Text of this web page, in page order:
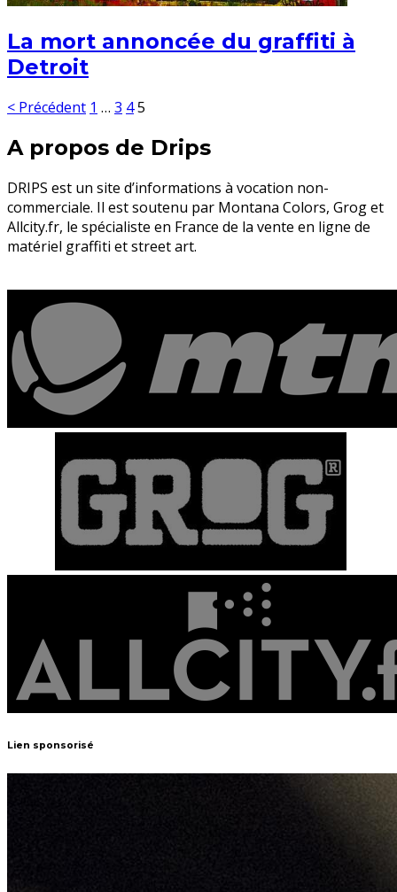
La mort annoncée du graffiti à
Detroit
< Précédent 1 … 3 45
A propos de Drips
DRIPS est un site d’informations à vocation non-
commerciale. Il est soutenu par Montana Colors, Grog et
Allcity.fr, le spécialiste en France de la vente en ligne de
matériel graffiti et street art.
Lien sponsorisé